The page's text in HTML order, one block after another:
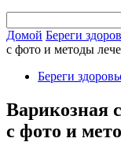
Домой Береги
с фото и методы
Береги
Варикозная
с фото и